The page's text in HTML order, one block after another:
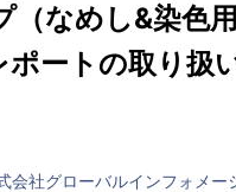
（なめし&染色用
ポートの取り扱
会社グローバルインフォメー